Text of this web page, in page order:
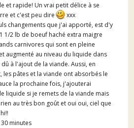
et rapide! Un vrai petit délice à se
et c'est peu dire
xxx
changements que j'ai apporté, est d'y
1/2 lb de boeuf haché extra maigre
carnivores qui sont en pleine
augmenté au niveau du liquide dans
à l'ajout de la viande. Aussi, en
les pâtes et la viande ont absorbés le
la prochaine fois, j'ajouterai
liquide si je remets de la viande mais
au très bon goût et oui oui, ciel que
minutes